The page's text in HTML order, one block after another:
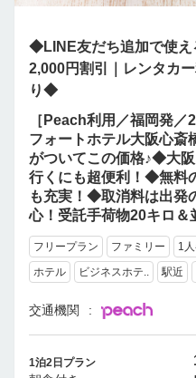
◆LINE友だち追加で使え
2,000円割引｜レンタカ
り◆
［Peach利用／福岡発
フォートホテル大阪心
がついてこの価格♪◆大
行くにも超便利！◆無料
も充実！◆取消料は出発
心！受託手荷物20キロ＆
フリープラン ファミリー 1
ホテル
ビジネスホテ.. 駅近
交通機関
1泊2日プラン